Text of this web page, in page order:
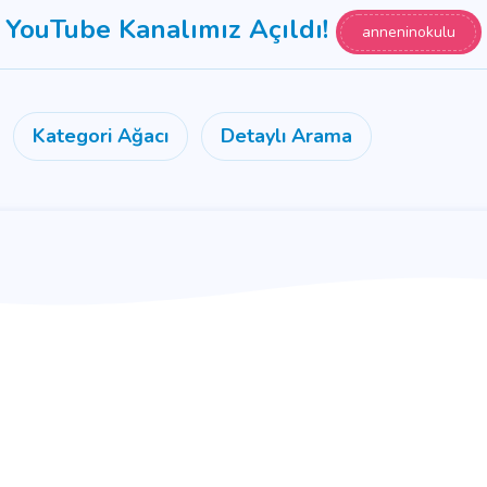
YouTube Kanalımız Açıldı! anneninokulu
Kategori Ağacı Detaylı Arama